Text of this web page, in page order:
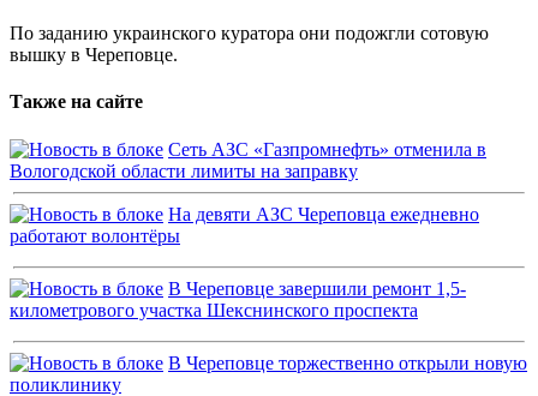
По заданию украинского куратора они подожгли сотовую
вышку в Череповце.
Также на сайте
Сеть АЗС «Газпромнефть» отменила в
Вологодской области лимиты на заправку
На девяти АЗС Череповца ежедневно
работают волонтёры
В Череповце завершили ремонт 1,5-
километрового участка Шекснинского проспекта
В Череповце торжественно открыли новую
поликлинику